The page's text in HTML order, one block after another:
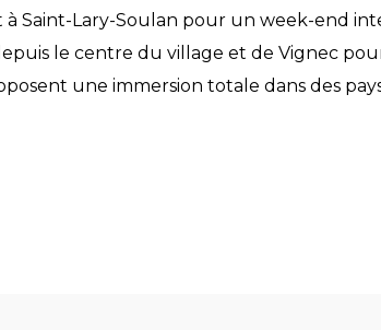
à Saint-Lary-Soulan pour un week-end
le centre du village et de Vignec
une immersion totale dans des